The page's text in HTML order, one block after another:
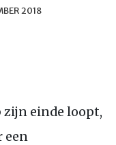
2018
zijn einde loopt,
een